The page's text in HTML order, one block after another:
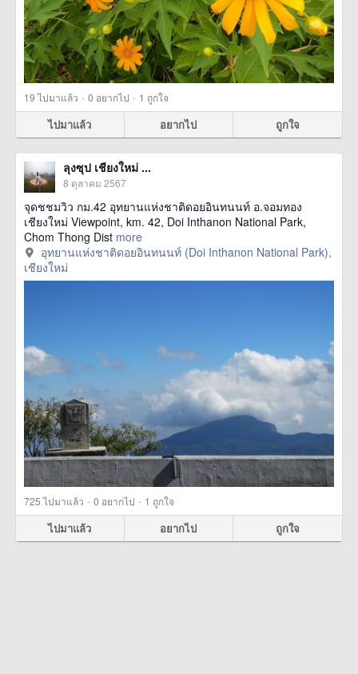
19ไปมาแล้ว · 0 อยากไป · 1 ถูกใจ
ไปมาแล้ว อยากไป ถูกใจ
ลุงซุป เชียงใหม่ ...
8 ตุลาคม 2567
จุดชชมวิว กม.42 อุทยานแห่งชาติดอยอินทนนท์ อ.จอมทอง
เชียงใหม่ Viewpoint, km. 42, Doi Inthanon National Park,
Chom Thong Dist more
อุทยานแห่งชาติดอยอินทนนท์ (Doi Inthanon National Park),
เชียงใหม่
725ไปมาแล้ว · 0 อยากไป · 1 ถูกใจ
ไปมาแล้ว อยากไป ถูกใจ